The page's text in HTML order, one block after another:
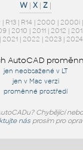
W | X | Z |
| R13 | R14 | 2000 | 2000i |
| 2010 | 2011 | 2012 |
| 2021 | 2022 | 2023 | 2024
AutoCAD
jen neobsažené v LT
jen v Mac verzi
proměnné prostředí
Chybějící
násprosím pro